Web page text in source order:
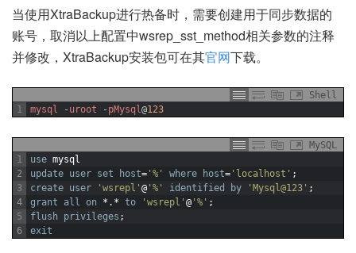
当使用XtraBackup进行热备时，需要创建用于同步数据的
账号，取消以上配置中wsrep_sst_method相关参数的注释
并修改，XtraBackup安装包可在其官网下载。
Shell
1
mysql - uroot - pMysql@123
MySQL
1
2
3
4
5
6
use mysql
update user set host= '%' where host= 'localhost' ;
create user
'wsrepl' @ '%' identified by 'Mysql@123' ;
grant
all on *.* to 'wsrepl' @ '%' ;
flush
privileges ;
exit